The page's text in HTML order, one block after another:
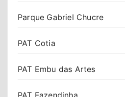
Parque Gabriel Chucre
PAT Cotia
PAT Embu das Artes
PAT Fazendinha